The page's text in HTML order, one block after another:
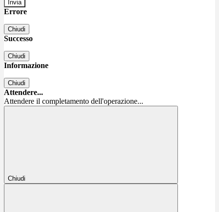
Errore
Chiudi
Successo
Chiudi
Informazione
Chiudi
Attendere...
Attendere il completamento dell'operazione...
Chiudi